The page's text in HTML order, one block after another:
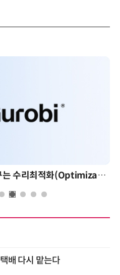
AI 시대의 의사결정을 바꾸는 수리최적화(Optimization): 실제 산업 적용 사례와 활용 전략
배 다시 맡는다